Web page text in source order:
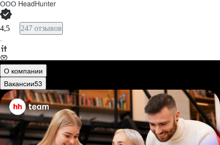
ООО HeadHunter
4,5 247 отзывов
·
О компании
Вакансии53